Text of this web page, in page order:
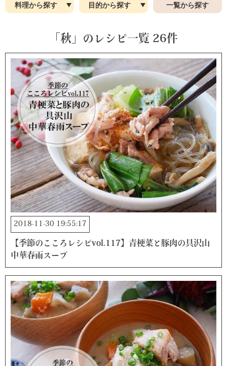
お問合せ
料理から探す 目的から探す 一覧から探す
「秋」のレシピ一覧 26件
2018-11-30 19:55:17
【季節のこころレシピvol.117】青梗菜と豚肉の具沢山
中華春雨スープ